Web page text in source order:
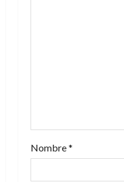
r
Nombre*